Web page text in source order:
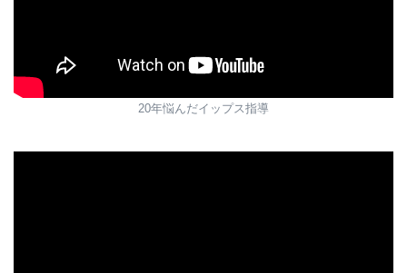
20年悩んだイップス指導